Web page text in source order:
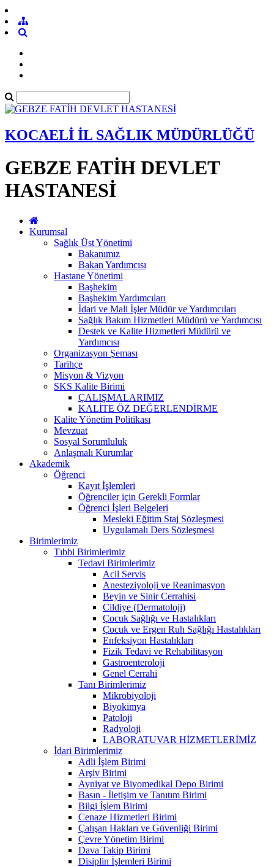
KOCAELİ İL SAĞLIK MÜDÜRLÜĞÜ
GEBZE FATİH DEVLET
HASTANESİ
Kurumsal
Sağlık Üst Yönetimi
Bakanımız
Bakan Yardımcısı
Hastane Yönetimi
Başhekim
Başhekim Yardımcıları
İdari ve Mali İşler Müdür ve Yardımcıları
Sağlık Bakım Hizmetleri Müdürü ve Yardımcısı
Destek ve Kalite Hizmetleri Müdürü ve
Yardımcısı
Organizasyon Şeması
Tarihçe
Misyon & Vizyon
SKS Kalite Birimi
ÇALIŞMALARIMIZ
KALİTE ÖZ DEĞERLENDİRME
Kalite Yönetim Politikası
Mevzuat
Sosyal Sorumluluk
Anlaşmalı Kurumlar
Akademik
Öğrenci
Kayıt İşlemleri
Öğrenciler için Gerekli Formlar
Öğrenci İşleri Belgeleri
Mesleki Eğitim Staj Sözleşmesi
Uygulamalı Ders Sözleşmesi
Birimlerimiz
Tıbbi Birimlerimiz
Tedavi Birimlerimiz
Acil Servis
Anesteziyoloji ve Reanimasyon
Beyin ve Sinir Cerrahisi
Cildiye (Dermatoloji)
Çocuk Sağlığı ve Hastalıkları
Çocuk ve Ergen Ruh Sağlığı Hastalıkları
Enfeksiyon Hastalıkları
Fizik Tedavi ve Rehabilitasyon
Gastroenteroloji
Genel Cerrahi
Tanı Birimlerimiz
Mikrobiyoloji
Biyokimya
Patoloji
Radyoloji
LABORATUVAR HİZMETLERİMİZ
İdari Birimlerimiz
Adli İşlem Birimi
Arşiv Birimi
Ayniyat ve Biyomedikal Depo Birimi
Basın - İletişim ve Tanıtım Birimi
Bilgi İşlem Birimi
Cenaze Hizmetleri Birimi
Çalışan Hakları ve Güvenliği Birimi
Çevre Yönetim Birimi
Dava Takip Birimi
Disiplin İşlemleri Birimi